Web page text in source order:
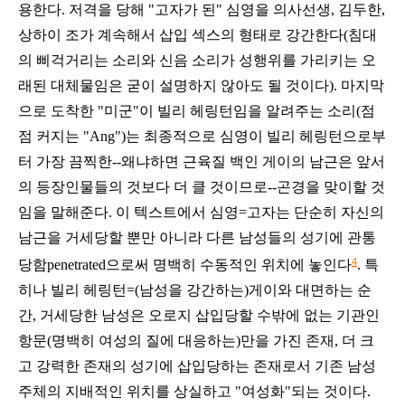
용한다. 저격을 당해 "고자가 된" 심영을 의사선생, 김두한,
상하이 조가 계속해서 삽입 섹스의 형태로 강간한다(침대
의 삐걱거리는 소리와 신음 소리가 성행위를 가리키는 오
래된 대체물임은 굳이 설명하지 않아도 될 것이다). 마지막
으로 도착한 "미군"이
빌리 헤링턴임을 알려주는 소리 (점
점 커지는 "Ang")는 최종적으로 심영이 빌리 헤링턴으로부
터 가장 끔찍한--왜냐하면 근육질 백인 게이의 남근은 앞서
의 등장인물들의 것보다 더 클 것이므로--곤경을 맞이할 것
임을 말해준다. 이 텍스트에서 심영=고자는 단순히 자신의
남근을 거세당할 뿐만 아니라 다른 남성들의 성기에 관통
당함penetrated으로써 명백히 수동적인 위치에 놓인다4. 특
히나 빌리 헤링턴=(남성을 강간하는)게이와 대면하는 순
간, 거세당한 남성은 오로지 삽입당할 수밖에 없는 기관인
항문(명백히 여성의 질에 대응하는)만을 가진 존재, 더 크
고 강력한 존재의 성기에 삽입당하는 존재로서 기존 남성
주체의 지배적인 위치를 상실하고 "여성화"되는 것이다.